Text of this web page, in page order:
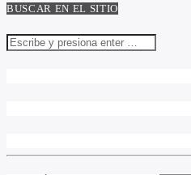
BUSCAR EN EL SITIO